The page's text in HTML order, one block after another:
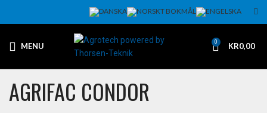
MENU 0 KR0,00
AGRIFAC CONDOR